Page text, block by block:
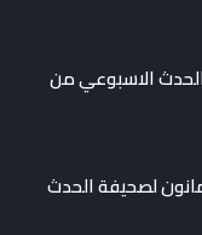
لصحيفة الحدث الاسبوعي من
لصحيفة الحدث